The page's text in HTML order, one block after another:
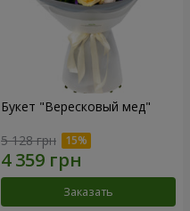
Букет "Вересковый мед"
5 128 грн
Заказать